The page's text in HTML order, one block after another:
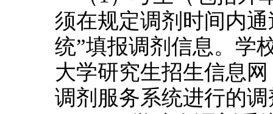
须在规定调剂时间内
统”填报调剂信息。学
大学研究生招生信息网
调剂服务系统进行的